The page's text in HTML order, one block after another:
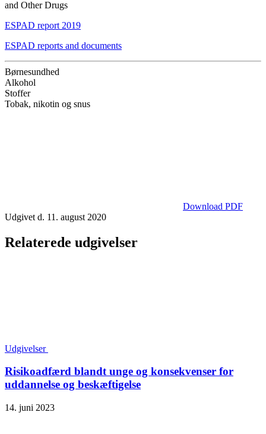
and Other Drugs
ESPAD report 2019
ESPAD reports and documents
Børnesundhed
Alkohol
Stoffer
Tobak, nikotin og snus
Download PDF
Udgivet d. 11. august 2020
Relaterede udgivelser
Udgivelser
Risikoadfærd blandt unge og konsekvenser for
uddannelse og beskæftigelse
14. juni 2023